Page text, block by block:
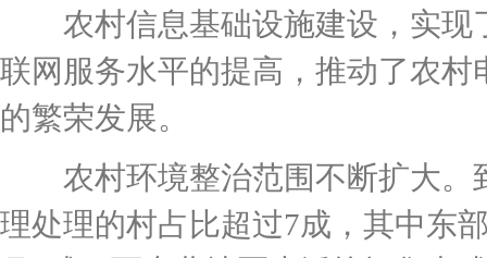
农村信息基础设施建设，实现
联网服务水平的提高，推动了农
的繁荣发展。
农村环境整治范围不断扩大。
理处理的村占比超过7成，其中东